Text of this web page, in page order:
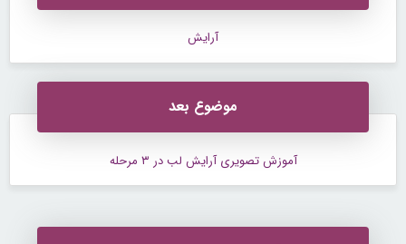
آرایش
موضوع بعد
آموزش تصویری آرایش لب در ۳ مرحله